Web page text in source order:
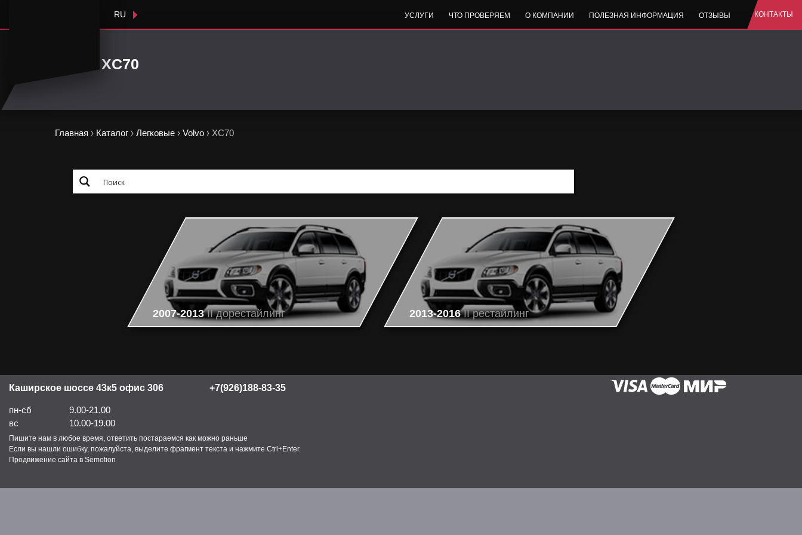
RU УСЛУГИ ЧТО ПРОВЕРЯЕМ О КОМПАНИИ ПОЛЕЗНАЯ ИНФОРМАЦИЯ ОТЗЫВЫ КОНТАКТЫ
XC70
Главная › Каталог › Легковые › Volvo › XC70
2007-2013II дорестайлинг 2013-2016II рестайлинг
Каширское шоссе 43к5 офис 306
пн-сб
9.00-21.00
вс
10.00-19.00
Пишите нам в любое время, ответить постараемся как можно раньше
Если вы нашли ошибку, пожалуйста, выделите фрагмент текста и нажмите Ctrl+Enter.
Продвижение сайта в Semotion
+7(926)188-83-35